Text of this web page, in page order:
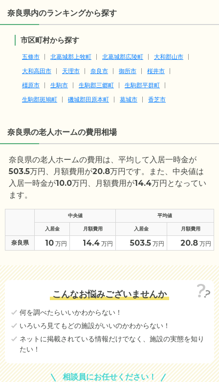
奈良県内のランキングから探す
市区町村から探す
五條市 北葛城郡上牧町 北葛城郡広陵町
大和郡山市
大和高田市
天理市 奈良市 御所市
桜井市
橿原市
生駒市 生駒郡三郷町
生駒郡平群町
生駒郡斑鳩町
磯城郡田原本町 葛城市 香芝市
奈良県の老人ホームの費用相場
奈良県の老人ホームの費用は、平均して入居一時金が
503.5万円、月額費用が20.8万円です。また、中央値は
入居一時金が10.0万円、月額費用が14.4万円となってい
ます。
中央値 平均値
入居金 月額費用 入居金 月額費用
奈良県 10 万円 14.4 万円 503.5 万円 20.8 万円
こんなお悩みございませんか
何を調べたらいいかわからない！
いろいろ見てもどの施設がいいのかわからない！
ネットに掲載されている情報だけでなく、施設の実態を知り
たい！
相談員にお任せください！